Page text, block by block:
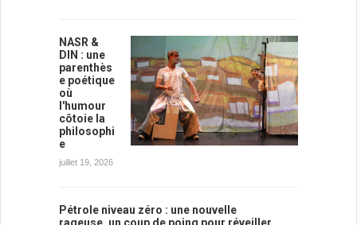
NASR &
DIN : une
parenthès
e poétique
où
l'humour
côtoie la
philosophi
e
juillet 19, 2026
Pétrole niveau zéro : une nouvelle
rageuse, un coup de poing pour réveiller